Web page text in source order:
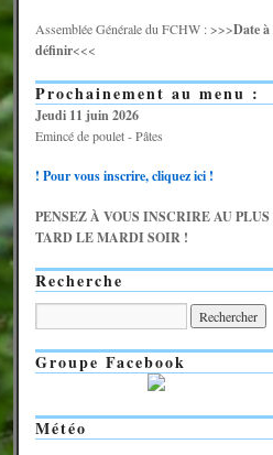
Assemblée Générale du FCHW : >>>Date à
définir<<<
Prochainement au menu :
Jeudi 11 juin 2026
Emincé de poulet - Pâtes
! Pour vous inscrire, cliquez ici !
PENSEZ À VOUS INSCRIRE AU PLUS
TARD LE MARDI SOIR !
Recherche
Groupe Facebook
Météo